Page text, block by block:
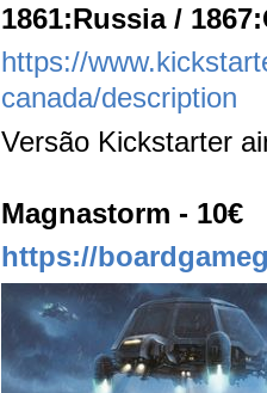
1861:Russia /
https://
canada/description
Versão Kickstarter
Magnastorm - 10€
https://